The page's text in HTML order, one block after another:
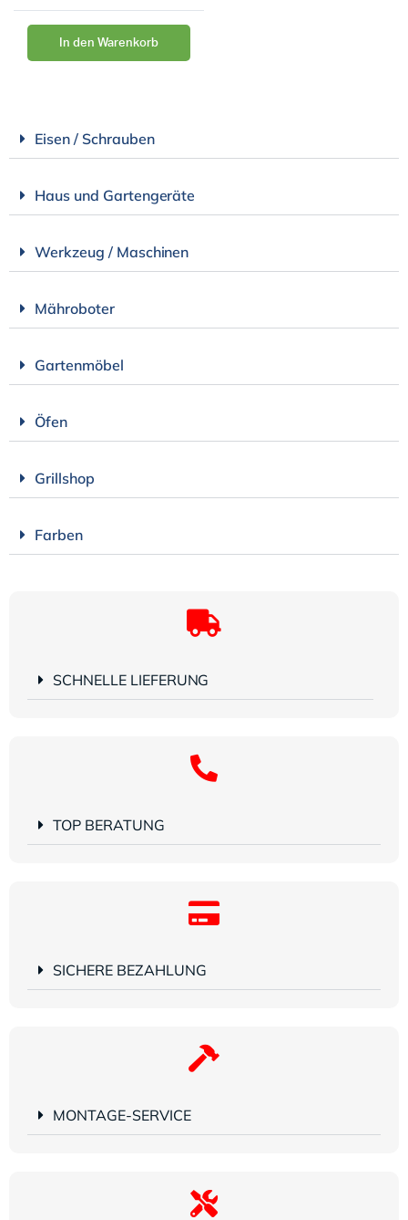
In den Warenkorb
Eisen / Schrauben
Haus und Gartengeräte
Werkzeug / Maschinen
Mähroboter
Gartenmöbel
Öfen
Grillshop
Farben
SCHNELLE LIEFERUNG
TOP BERATUNG
SICHERE BEZAHLUNG
MONTAGE-SERVICE